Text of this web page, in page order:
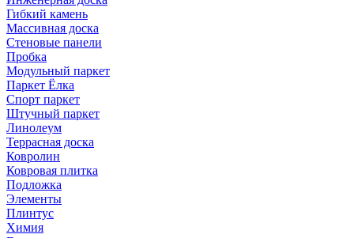
Гибкий камень
Массивная доска
Стеновые панели
Пробка
Модульный паркет
Паркет Ёлка
Спорт паркет
Штучный паркет
Линолеум
Террасная доска
Ковролин
Ковровая плитка
Подложка
Элементы
Плинтус
Химия